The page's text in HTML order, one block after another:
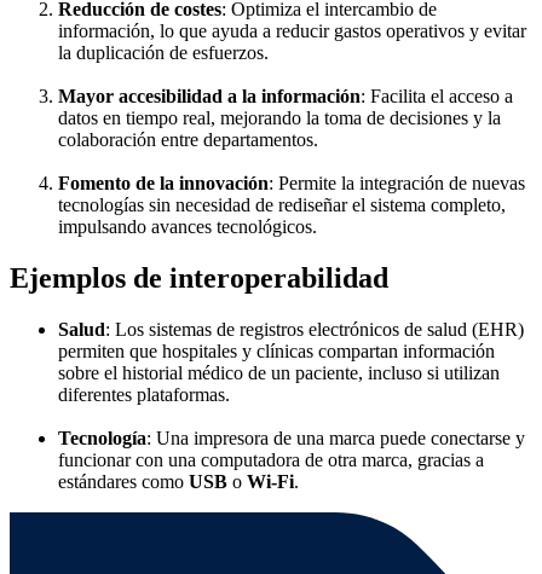
Reducción de costes: Optimiza el intercambio de
información, lo que ayuda a reducir gastos operativos y evitar
la duplicación de esfuerzos.
Mayor accesibilidad a la información: Facilita el acceso a
datos en tiempo real, mejorando la toma de decisiones y la
colaboración entre departamentos.
Fomento de la innovación: Permite la integración de nuevas
tecnologías sin necesidad de rediseñar el sistema completo,
impulsando avances tecnológicos.
Ejemplos de interoperabilidad
Salud: Los sistemas de registros electrónicos de salud (EHR)
permiten que hospitales y clínicas compartan información
sobre el historial médico de un paciente, incluso si utilizan
diferentes plataformas.
Tecnología: Una impresora de una marca puede conectarse y
funcionar con una computadora de otra marca, gracias a
estándares como USB o Wi-Fi.